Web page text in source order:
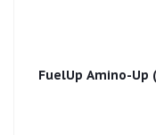
FuelUp Amino-Up